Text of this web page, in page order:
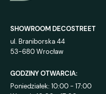
SHOWROOM DECOSTREET
ul. Braniborska 44
53-680 Wrocław
GODZINY OTWARCIA:
Poniedziałek: 10:00 - 17:00